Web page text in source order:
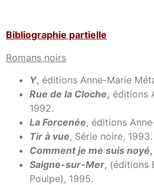
Bibliographie partielle
Romans noirs
Y, éditions Anne-Marie
Rue de la Cloche, éditions
1992.
La Forcenée, éditions
Tir à vue, Série noire, 1993.
Comment je me suis noyé,
Saigne-sur-Mer, (éditions
Poulpe), 1995.